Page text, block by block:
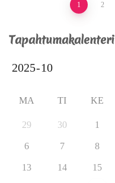
1 2
Tapahtumakalenteri
MA TI KE
29 30 1
6 7 8
13 14 15